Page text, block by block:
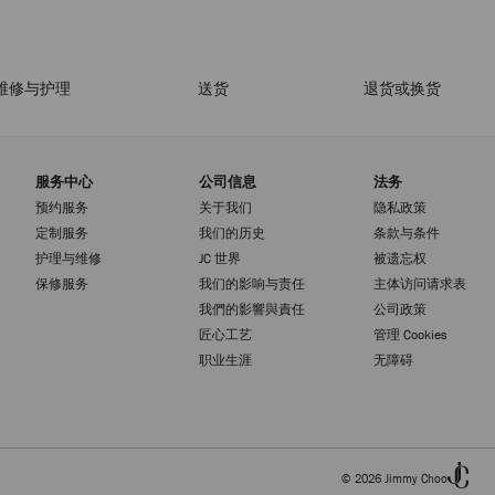
修与护理 送货 退货或换货
服务中心
预约服务
定制服务
护理与维修
保修服务
公司信息
关于我们
我们的历史
JC 世界
我们的影响与责任
我們的影響與責任
匠心工艺
职业生涯
法务
隐私政策
条款与条件
被遗忘权
主体访问请求表
公司政策
管理 Cookies
无障碍
© 2026 Jimmy Choo